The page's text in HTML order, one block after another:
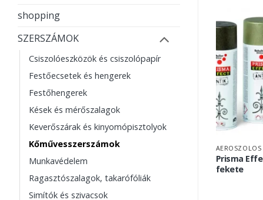
shopping
SZERSZÁMOK
Csiszolóeszközök és csiszolópapír
Festőecsetek és hengerek
Festőhengerek
Kések és mérőszalagok
Keverőszárak és kinyomópisztolyok
Kőművesszerszámok
Munkavédelem
Ragasztószalagok, takarófóliák
Simítók és szivacsok
AEROSZOLOS
Prisma
fekete